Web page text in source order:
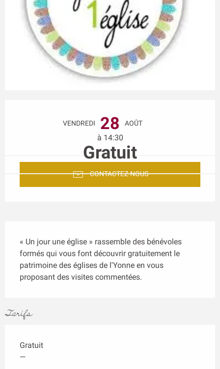
VENDREDI 28 AOÛT
à 14:30
Gratuit
CONTACTEZ-NOUS
« Un jour une église » rassemble des bénévoles
formés qui vous font découvrir gratuitement le
patrimoine des églises de l'Yonne en vous
proposant des visites commentées.
Tarifs
Gratuit
—